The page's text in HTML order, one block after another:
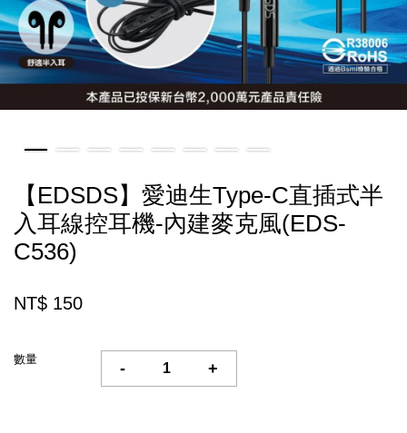
【EDSDS】愛迪生Type-C直插式半
入耳線控耳機-內建麥克風(EDS-
C536)
NT$ 150
數量
- +